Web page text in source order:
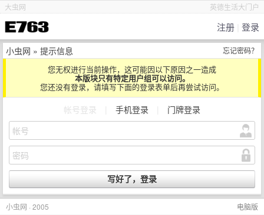
英德生活大门户
大虫网
注册 登录
忘记密码？
小虫网 » 提示信息
您无权进行当前操作，这可能因以下原因之一造成
本版块只有特定用户组可以访问。
您还没有登录，请填写下面的登录表单后再尝试访问。
帐号登录 手机登录 门牌登录
电脑版
小虫网 · 2005